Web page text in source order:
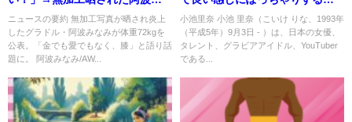
なみ、体重72kgだったｗｗｗｗ
ｗ
ニュースの要約 無加工写真が晒され炎上
したグラドル・阿波みなみが体重72kgを
公表。「金でも愛でもなく、膝」と語り話
題に。 阿波みなみ/AW...
ｗｗｗｗｗｗｗｗｗｗｗｗｗｗ
ｗｗ
小池里奈 小池 里奈（こいけ りな、1993年
（平成5年）9月3日 - ）は、日本の女優、
タレント、グラビアアイドル、YouTuber
である...